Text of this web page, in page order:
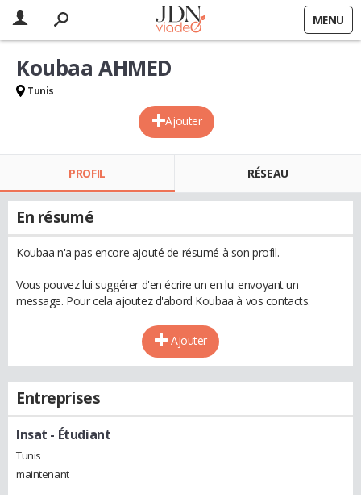
MENU
Ajouter
Koubaa AHMED
Tunis
PROFIL RÉSEAU
En résumé
Koubaa n'a pas encore ajouté de résumé à son profil.
Vous pouvez lui suggérer d'en écrire un en lui envoyant un
message. Pour cela ajoutez d'abord Koubaa à vos contacts.
Ajouter
Entreprises
Insat - Étudiant
Tunis
maintenant